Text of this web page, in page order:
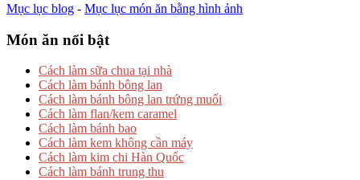
Mục lục blog - Mục lục món ăn bằng hình ảnh
Món ăn nổi bật
Cách làm sữa chua tại nhà
Cách làm bánh bông lan
Cách làm bánh bông lan trứng muối
Cách làm flan/kem caramel
Cách làm bánh bao
Cách làm kem không cần máy
Cách làm kim chi Hàn Quốc
Cách làm bánh trung thu